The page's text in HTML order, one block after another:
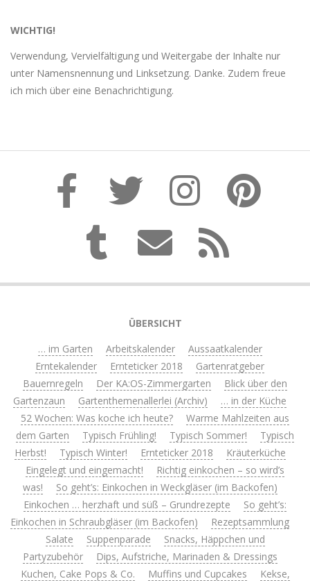
WICHTIG!
Verwendung, Vervielfältigung und Weitergabe der Inhalte nur
unter Namensnennung und Linksetzung. Danke. Zudem freue
ich mich über eine Benachrichtigung.
ÜBERSICHT
… im Garten
Arbeitskalender
Aussaatkalender
Erntekalender
Ernteticker 2018
Gartenratgeber
Bauernregeln
Der KA:OS-Zimmergarten
Blick über den
Gartenzaun
Gartenthemenallerlei (Archiv)
… in der Küche
52 Wochen: Was koche ich heute?
Warme Mahlzeiten aus
dem Garten
Typisch Frühling! Typisch Sommer!
Typisch
Herbst!
Typisch Winter! Ernteticker 2018
Kräuterküche
Eingelegt und eingemacht!
Richtig einkochen – so wird’s
was!
So geht’s: Einkochen in Weckgläser (im Backofen)
Einkochen … herzhaft und süß – Grundrezepte
So geht’s:
Einkochen in Schraubgläser (im Backofen)
Rezeptsammlung
Salate
Suppenparade
Snacks, Häppchen und
Partyzubehör
Dips, Aufstriche, Marinaden & Dressings
Kuchen, Cake Pops & Co.
Muffins und Cupcakes
Kekse,